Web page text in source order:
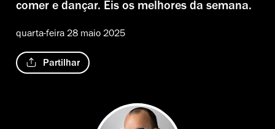
comer e dançar. Eis os melhores da semana.
quarta-feira 28 maio 2025
Partilhar